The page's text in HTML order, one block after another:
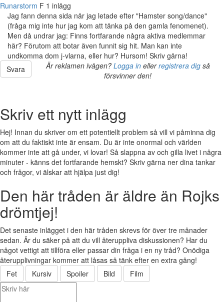
Runarstorm F 1 inlägg
Jag fann denna sida när jag letade efter "Hamster song/dance"
(fråga mig inte hur jag kom att tänka på den gamla fenomenet).
Men då undrar jag: Finns fortfarande några aktiva medlemmar
här? Förutom att botar även funnit sig hit. Man kan inte
undkomma dom j-vlarna, eller hur? Hursom! Skriv gärna!
Svara
Är reklamen ivägen? Logga inellerregistrera digså
försvinner den!
Skriv ett nytt inlägg
Hej! Innan du skriver om ett potentiellt problem så vill vi påminna dig
om att du faktiskt inte är ensam. Du är inte onormal och världen
kommer inte att gå under, vi lovar! Så slappna av och gilla livet i några
minuter - känns det fortfarande hemskt? Skriv gärna ner dina tankar
och frågor, vi älskar att hjälpa just dig!
Den här tråden är äldre än Rojks
drömtjej!
Det senaste inlägget i den här tråden skrevs för över tre månader
sedan. Är du säker på att du vill återuppliva diskussionen? Har du
något vettigt att tillföra eller passar din fråga i en ny tråd? Onödiga
återupplivningar kommer att låsas så tänk efter en extra gång!
Fet
Kursiv Spoiler Bild Film